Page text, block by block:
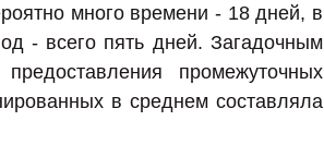
много времени - 18 дней, в
- всего пять дней. Загадочным
промежуточных
в среднем составляла